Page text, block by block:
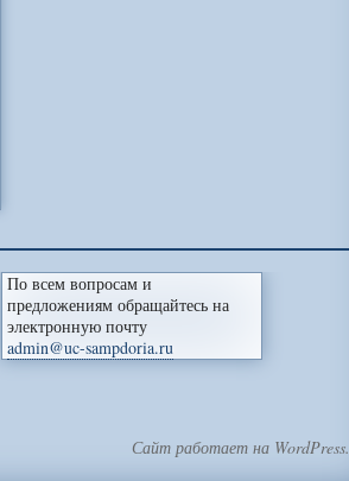
По всем вопросам и
предложениям обращайтесь на
электронную почту
admin@uc-sampdoria.ru
Сайт работает на WordPress.